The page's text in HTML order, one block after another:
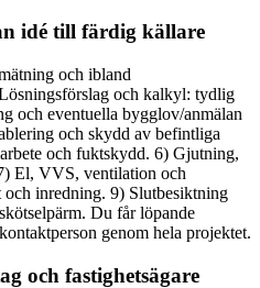
idé till färdig källare
och ibland
och kalkyl: tydlig
och eventuella bygglov/anmälan
och skydd av befintliga
och fuktskydd. 6) Gjutning,
El, VVS, ventilation och
inredning. 9) Slutbesiktning
Du får löpande
genom hela projektet.
och fastighetsägare